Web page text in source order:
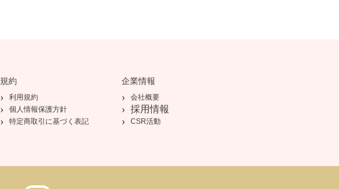
規約
利用規約
個人情報保護方針
特定商取引に基づく表記
企業情報
会社概要
採用情報
CSR活動